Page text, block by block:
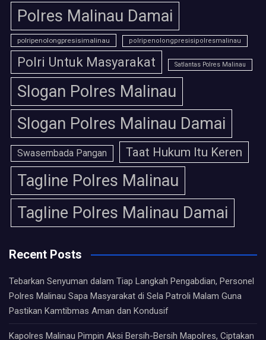
Polres Malinau Damai
polripenolongpresisimalinau polripenolongpresisipolresmalinau
Polri Untuk Masyarakat Satlantas Polres Malinau
Slogan Polres Malinau
Slogan Polres Malinau Damai
Swasembada Pangan Taat Hukum Itu Keren
Tagline Polres Malinau
Tagline Polres Malinau Damai
Recent Posts
Tebarkan Senyuman dalam Tiap Langkah Pengabdian, Personel
Polres Malinau Sapa Masyarakat di Sela Patroli Malam Guna
Pastikan Kamtibmas Aman dan Kondusif
Kapolres Malinau Pimpin Aksi Bersih-Bersih Mapolres, Ciptakan